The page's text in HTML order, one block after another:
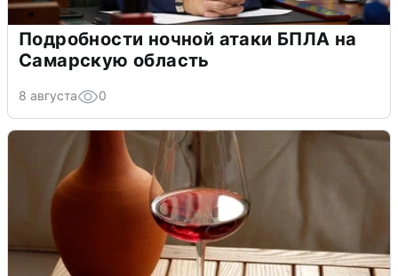
Подробности ночной атаки БПЛА на
Самарскую область
8 августа 0